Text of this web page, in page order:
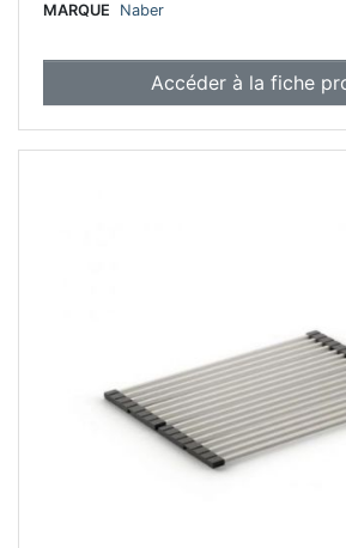
MARQUE
Naber
Accéder à la fiche